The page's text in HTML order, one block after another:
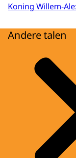
Koning Willem-
Andere talen